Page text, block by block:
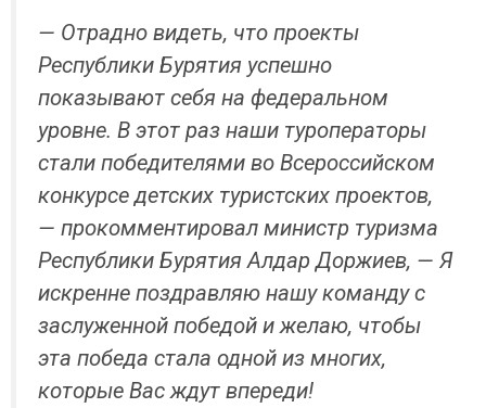
— Отрадно видеть, что проекты
Республики Бурятия успешно
показывают себя на федеральном
уровне. В этот раз наши туроператоры
стали победителями во Всероссийском
конкурсе детских туристских проектов,
— прокомментировал министр туризма
Республики Бурятия Алдар Доржиев, — Я
искренне поздравляю нашу команду с
заслуженной победой и желаю, чтобы
эта победа стала одной из многих,
которые Вас ждут впереди!